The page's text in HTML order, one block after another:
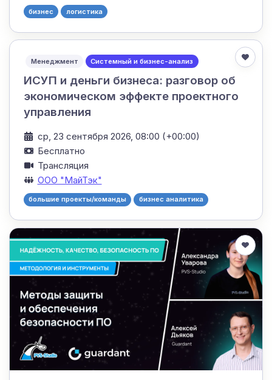
бизнес логистика
Менеджмент Системный и бизнес-анализ
ИСУП и деньги бизнеса: разговор об
экономическом эффекте проектного
управления
ср, 23 сентября 2026, 08:00 (+00:00)
Бесплатно
Трансляция
ООО "МайТэк"
большие проекты/команды бизнес аналитика